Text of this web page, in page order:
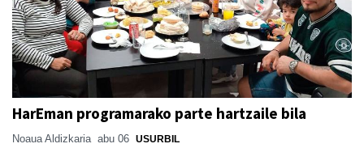
HarEman programarako parte hartzaile bila
Noaua Aldizkaria abu 06 USURBIL